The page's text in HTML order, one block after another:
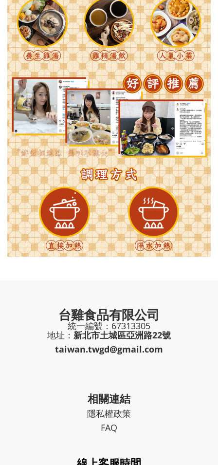
台雞食品有限公司
統一編號：67313305
地址： 新北市土城區亞洲路22號
taiwan.twgd@gmail.com
相關連結
隱私權政策
FAQ